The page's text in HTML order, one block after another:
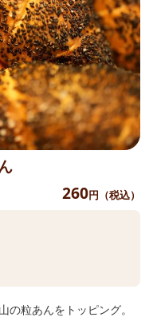
260円（税込）
の粒あんをトッピング。